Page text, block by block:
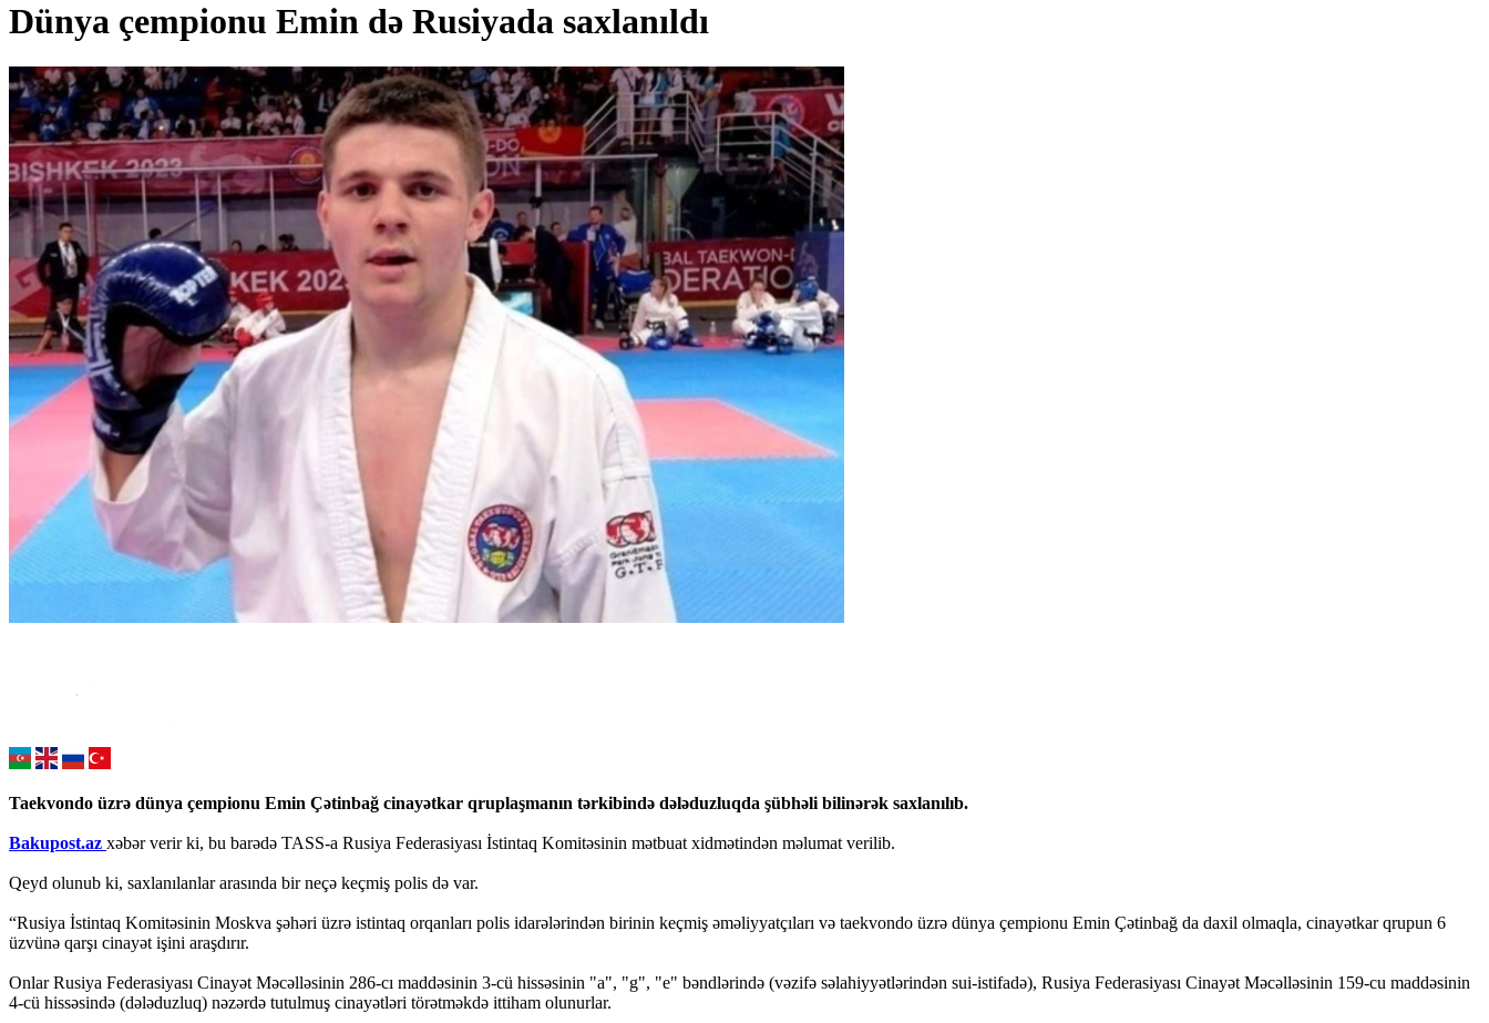
Dünya çempionu Emin də Rusiyada saxlanıldı
Taekvondo üzrə dünya çempionu Emin Çətinbağ cinayətkar qruplaşmanın tərkibində dələduzluqda şübhəli bilinərək saxlanılıb.
Bakupost.az xəbər verir ki, bu barədə TASS-a Rusiya Federasiyası İstintaq Komitəsinin mətbuat xidmətindən məlumat verilib.
Qeyd olunub ki, saxlanılanlar arasında bir neçə keçmiş polis də var.
“Rusiya İstintaq Komitəsinin Moskva şəhəri üzrə istintaq orqanları polis idarələrindən birinin keçmiş əməliyyatçıları və taekvondo üzrə dünya çempionu Emin Çətinbağ da daxil olmaqla, cinayətkar qrupun 6
üzvünə qarşı cinayət işini araşdırır.
Onlar Rusiya Federasiyası Cinayət Məcəlləsinin 286-cı maddəsinin 3-cü hissəsinin "a", "g", "e" bəndlərində (vəzifə səlahiyyətlərindən sui-istifadə), Rusiya Federasiyası Cinayət Məcəlləsinin 159-cu maddəsinin
4-cü hissəsində (dələduzluq) nəzərdə tutulmuş cinayətləri törətməkdə ittiham olunurlar.